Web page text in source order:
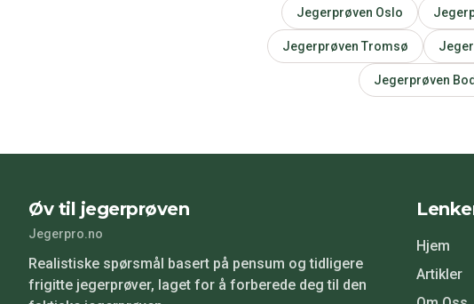
Jegerprøven Oslo
Jegerprøven Tromsø
Jegerprøven
Øv til jegerprøven
Jegerpro.no
Realistiske spørsmål basert på pensum og tidligere
frigitte jegerprøver, laget for å forberede deg til den
Hjem
Artikler